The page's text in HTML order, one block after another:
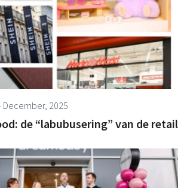
December, 2025
de “labubusering” van de retail